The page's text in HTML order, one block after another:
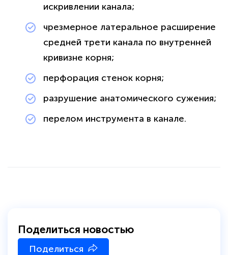
искривлении канала;
чрезмерное латеральное расширение
средней трети канала по внутренней
кривизне корня;
перфорация стенок корня;
разрушение анатомического сужения;
перелом инструмента в канале.
Поделиться новостью
Поделиться